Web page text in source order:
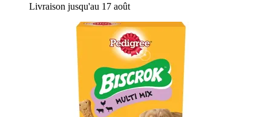
Livraison jusqu'au 17 août